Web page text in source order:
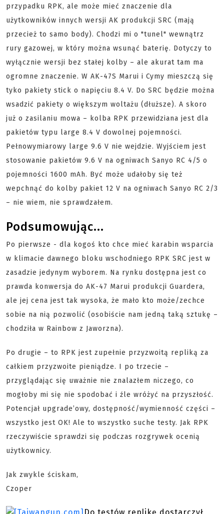
przypadku RPK, ale może mieć znaczenie dla
użytkowników innych wersji AK produkcji SRC (mają
przecież to samo body). Chodzi mi o "tunel" wewnątrz
rury gazowej, w który można wsunąć baterię. Dotyczy to
wyłącznie wersji bez stałej kolby – ale akurat tam ma
ogromne znaczenie. W AK-47S Marui i Cymy mieszczą się
tyko pakiety stick o napięciu 8.4 V. Do SRC będzie można
wsadzić pakiety o większym woltażu (dłuższe). A skoro
już o zasilaniu mowa – kolba RPK przewidziana jest dla
pakietów typu large 8.4 V dowolnej pojemności.
Pełnowymiarowy large 9.6 V nie wejdzie. Wyjściem jest
stosowanie pakietów 9.6 V na ogniwach Sanyo RC 4/5 o
pojemności 1600 mAh. Być może udałoby się też
wepchnąć do kolby pakiet 12 V na ogniwach Sanyo RC 2/3
– nie wiem, nie sprawdzałem.
Podsumowując...
Po pierwsze - dla kogoś kto chce mieć karabin wsparcia
w klimacie dawnego bloku wschodniego RPK SRC jest w
zasadzie jedynym wyborem. Na rynku dostępna jest co
prawda konwersja do AK-47 Marui produkcji Guardera,
ale jej cena jest tak wysoka, że mało kto może/zechce
sobie na nią pozwolić (osobiście nam jedną taką sztukę –
chodziła w Rainbow z Jaworzna).
Po drugie – to RPK jest zupełnie przyzwoitą repliką za
całkiem przyzwoite pieniądze. I po trzecie –
przyglądając się uważnie nie znalazłem niczego, co
mogłoby mi się nie spodobać i źle wróżyć na przyszłość.
Potencjał upgrade’owy, dostępność/wymienność części –
wszystko jest OK! Ale to wszystko suche testy. Jak RPK
rzeczywiście sprawdzi się podczas rozgrywek ocenią
użytkownicy.
Jak zwykle ściskam,
Czoper